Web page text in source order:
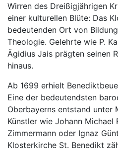
Wirren des Dreißigjährigen
einer kulturellen Blüte: Das
bedeutenden Ort von
Theologie. Gelehrte wie P.
Ägidius Jais prägten seinen
hinaus.
Ab 1699 erhielt
Eine der bedeutendsten
Oberbayerns entstand unter
Künstler wie Johann Michael
Zimmermann oder Ignaz
Klosterkirche St. Benedikt